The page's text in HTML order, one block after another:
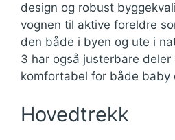
design og robust
vognen til aktive foreldre
den både i byen og ute i
3 har også justerbare deler
komfortabel for både baby
Hovedtrekk